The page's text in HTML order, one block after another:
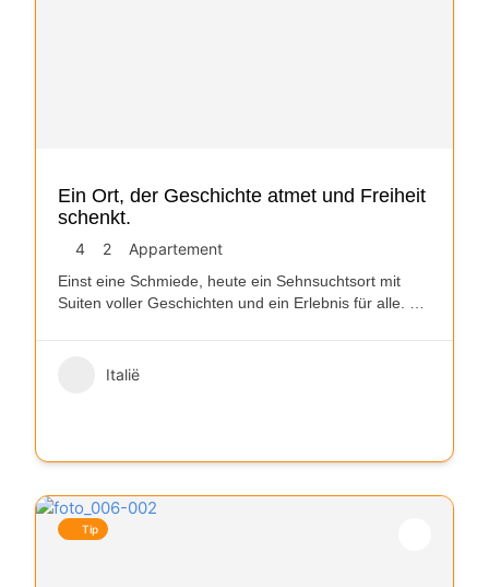
Ein Ort, der Geschichte atmet und Freiheit
schenkt.
4 2 Appartement
Einst eine Schmiede, heute ein Sehnsuchtsort mit
Suiten voller Geschichten und ein Erlebnis für alle.
Italië
Tip